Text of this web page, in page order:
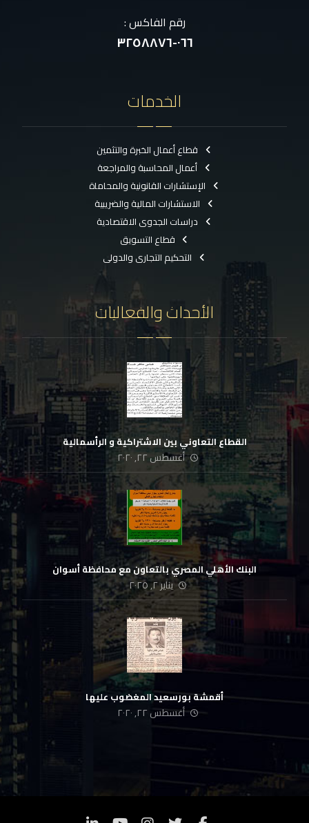
رقم الفاكس :
٠٦٦-٣٢٥٨٨٧٦
الخدمات
قطاع أعمال الخبرة والتثمين
أعمال المحاسبة والمراجعة
الإستشارات القانونية والمحاماة
الاستشارات المالية والضريبية
دراسات الجدوى الاقتصادية
قطاع التسويق
التحكيم التجارى والدولى
الأحداث والفعاليات
القطاع التعاوني بين الاشتراكية و الرأسمالية
أغسطس ٢٢, ٢٠٢٠
البنك الأهلي المصري بالتعاون مع محافظة أسوان
يناير ٢, ٢٠٢٥
أقمشة بورسعيد المغضوب عليها
أغسطس ٢٢, ٢٠٢٠